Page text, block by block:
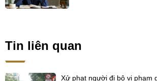
Tin liên quan
Xử phạt người đi bộ vi phạm